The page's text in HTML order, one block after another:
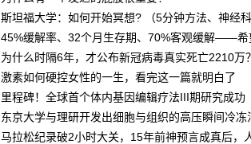
斯坦福大学：如何开始冥想? （5分钟方法、神经
45%缓解率、32个月生存期、70%客观缓解——希
为什么时隔6年，才公布新冠病毒真实死亡2210万
激素如何硬控女性的一生，看完这一篇就明白了
里程碑！全球首个体内基因编辑疗法III期研究成功
东京大学与理研开发出细胞与组织的高压瞬间冷
马拉松纪录破2小时大关，15年前神预言成真后，